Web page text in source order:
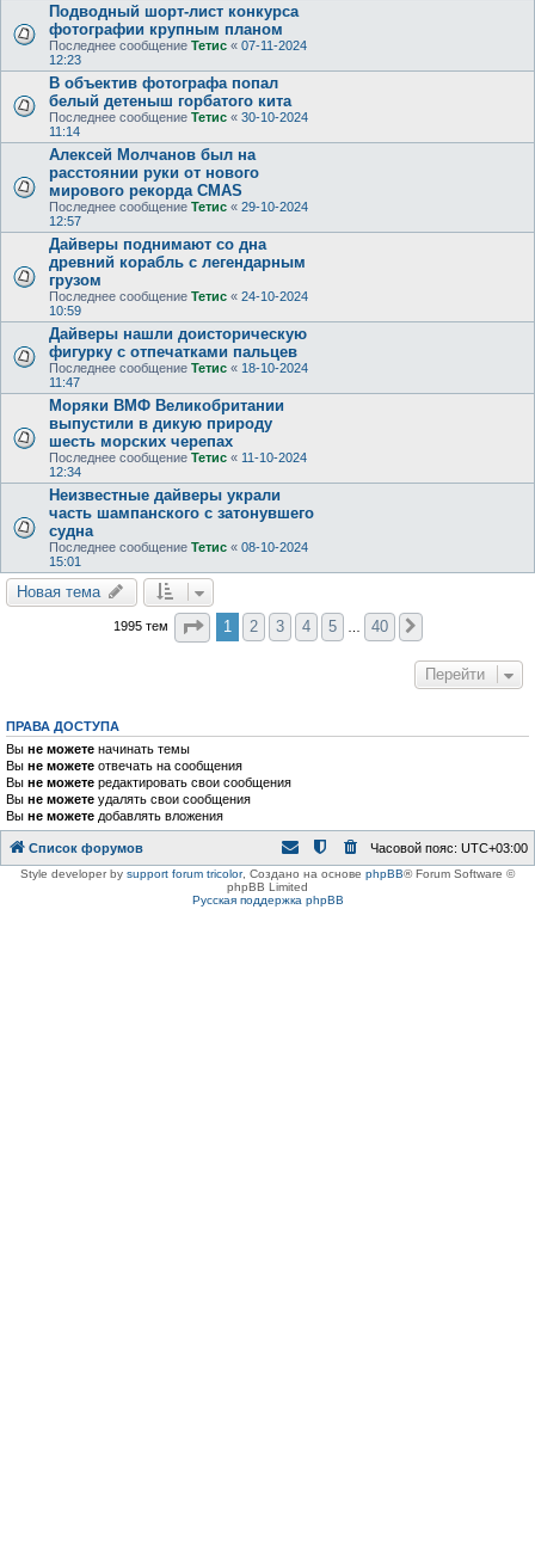
Подводный шорт-лист конкурса
фотографии крупным планом
Последнее сообщение Тетис « 07-11-2024
12:23
В объектив фотографа попал
белый детеныш горбатого кита
Последнее сообщение Тетис « 30-10-2024
11:14
Алексей Молчанов был на
расстоянии руки от нового
мирового рекорда CMAS
Последнее сообщение Тетис « 29-10-2024
12:57
Дайверы поднимают со дна
древний корабль с легендарным
грузом
Последнее сообщение Тетис « 24-10-2024
10:59
Дайверы нашли доисторическую
фигурку с отпечатками пальцев
Последнее сообщение Тетис « 18-10-2024
11:47
Моряки ВМФ Великобритании
выпустили в дикую природу
шесть морских черепах
Последнее сообщение Тетис « 11-10-2024
12:34
Неизвестные дайверы украли
часть шампанского с затонувшего
судна
Последнее сообщение Тетис « 08-10-2024
15:01
Новая тема
1995 тем Страница1 из40
1 2 3 4 5 40
Перейти
ПРАВА ДОСТУПА
Вы не можете начинать темы
Вы не можете отвечать на сообщения
Вы не можете редактировать свои сообщения
Вы не можете удалять свои сообщения
Вы не можете добавлять вложения
Список форумов Часовой пояс: UTC+03:00
Style developer by support forum tricolor, Создано на основе phpBB® Forum Software ©
phpBB Limited
Русская поддержка phpBB